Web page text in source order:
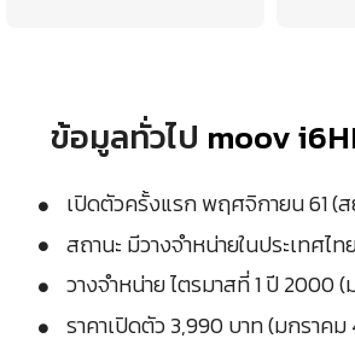
ข้อมูลทั่วไป moov
เปิดตัวครั้งแรก พฤศจิกายน 61 (
สถานะ มีวางจำหน่ายในประเทศไท
วางจำหน่าย ไตรมาสที่ 1 ปี 2000
ราคาเปิดตัว 3,990 บาท (มกราคม